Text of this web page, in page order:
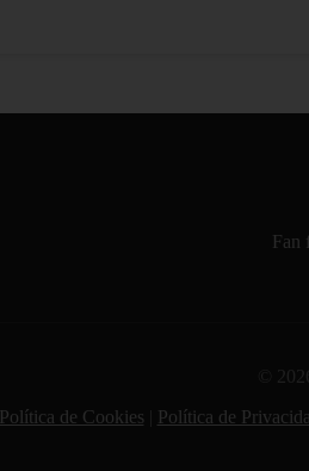
Fan
©
Política de Cookies Política de